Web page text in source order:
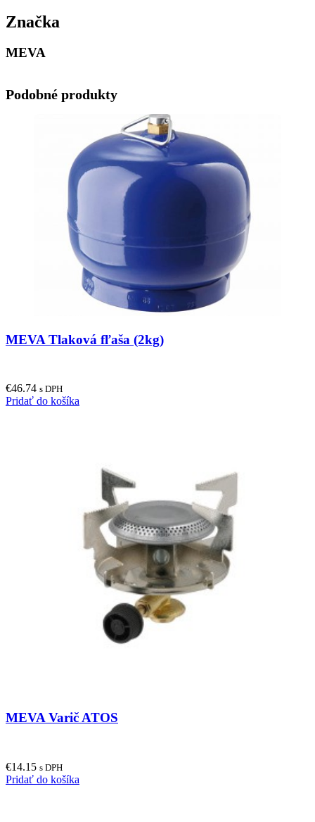
Značka
MEVA
Podobné produkty
MEVA Tlaková fľaša (2kg)
€46.74 s DPH
Pridať do košíka
MEVA Varič ATOS
€14.15 s DPH
Pridať do košíka